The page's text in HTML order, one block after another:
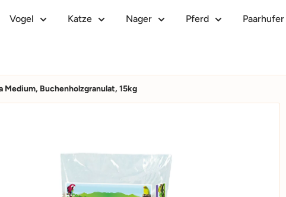
Vogel Katze Nager Pferd Paarhufer
Medium, Buchenholzgranulat, 15kg